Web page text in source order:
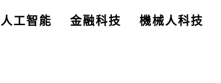
人工智能 金融科技 機械人科技